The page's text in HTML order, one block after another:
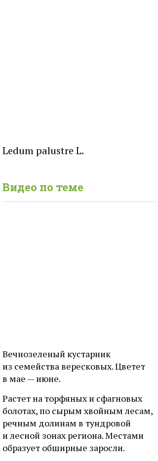
Ledum palustre L.
Видео по теме
Вечнозеленый кустарник
из семейства вересковых. Цветет
в мае — июне.
Растет на торфяных и сфагновых
болотах, по сырым хвойным лесам,
речным долинам в тундровой
и лесной зонах региона. Местами
образует обширные заросли.